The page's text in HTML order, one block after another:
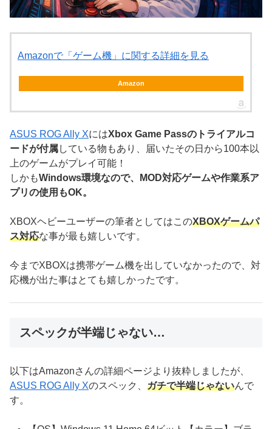
Amazonで「ゲーム機」に関する詳細を見る
Amazon
ASUS ROG Ally XにはXbox Game Passのトライアルコ
ードが付属している物もあり、届いたその日から100本以
上のゲームがプレイ可能！
しかもWindows環境なので、MOD対応ゲームや作業系ア
プリの使用もOK。
XBOXヘビーユーザーの筆者としてはこのXBOXゲームパ
ス対応な事が最も嬉しいです。
今までXBOXは携帯ゲーム機を出していなかったので、対
応機が出た事はとても嬉しかったです。
スペックが半端じゃない…
以下はAmazonさんの詳細ページより抜粋しましたが、
ASUS ROG Ally Xのスペック、 ガチで半端じゃないんで
す。